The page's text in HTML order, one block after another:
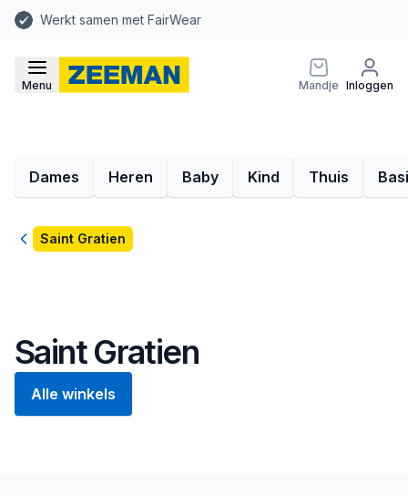
Werkt samen met FairWear
Menu Mandje Inloggen
Dames Heren Baby Kind Thuis
TerugSaint Gratien
Saint Gratien
Alle winkels